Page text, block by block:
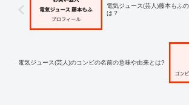
電気ジュース(芸人)藤本もふ
は？
電気ジュース(芸人)のコンビの名前の意味や由来とは?